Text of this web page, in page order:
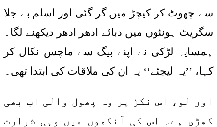
سے چھوٹ کر کیچڑ میں گر گئی اور اسلم بے جلا
سگریٹ ہونٹوں میں دبائے ادھر ادھر دیکھنے لگا۔
ہمسایہ لڑکی نے اپنے بیگ سے ماچس نکال کر
کہا، ’’یہ لیجئے‘‘ یہ ان کی ملاقات کی ابتدا تھی۔
اور لو، اس نکڑ پر وہ پھول والی اب بھی
کھڑی ہے۔ اس کی آنکھوں میں وہی شرارت